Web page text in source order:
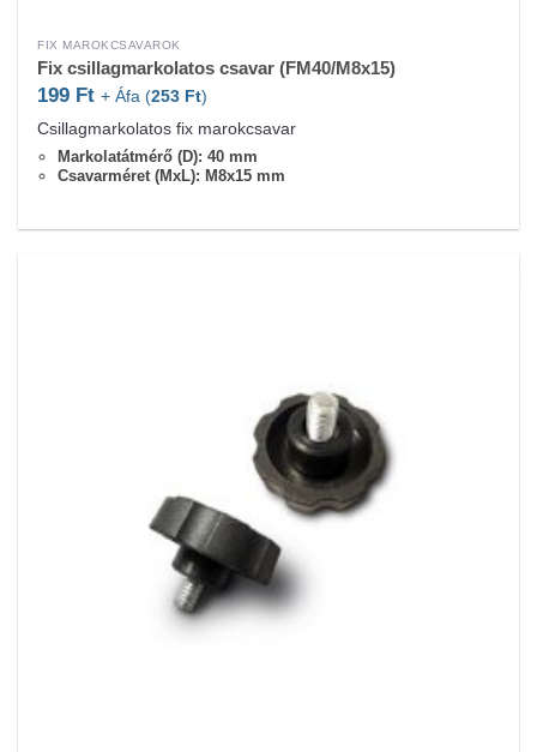
FIX MAROKCSAVAROK
Fix csillagmarkolatos csavar (FM40/M8x15)
199 Ft + Áfa (253 Ft)
Csillagmarkolatos fix marokcsavar
Markolatátmérő (D): 40 mm
Csavarméret (MxL): M8x15 mm